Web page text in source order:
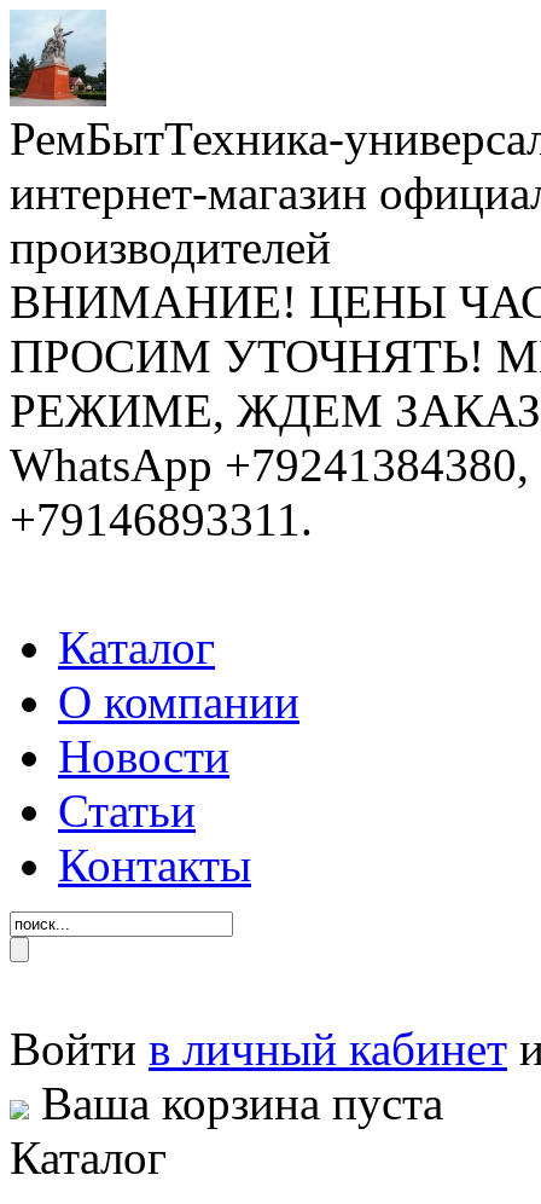
РемБытТехника-
интернет-магазин
производителей
ВНИМАНИЕ! ЦЕНЫ
ПРОСИМ УТОЧНЯТЬ!
РЕЖИМЕ, ЖДЕМ ЗАКАЗЫ:
WhatsApp
+79146893311.
Каталог
О компании
Новости
Статьи
Контакты
Войти в личный кабинет
Ваша корзина пуста
Каталог